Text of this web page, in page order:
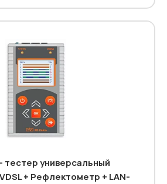
тестер универсальный
+ Рефлектометр + LAN-